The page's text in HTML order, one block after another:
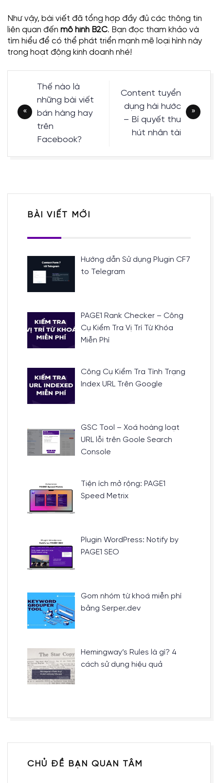
Như vậy, bài viết đã tổng hợp đầy đủ các thông tin
liên quan đến mô hình B2C. Bạn đọc tham khảo và
tìm hiểu để có thể phát triển mạnh mẽ loại hình này
trong hoạt động kinh doanh nhé!
hướng
bài
viết
Thế nào là
những bài viết
bán hàng hay
trên
Facebook?
Content tuyển
dụng hài hước
– Bí quyết thu
hút nhân tài
BÀI VIẾT MỚI
Hướng dẫn Sử dụng Plugin CF7
to Telegram
PAGE1 Rank Checker – Công
Cụ Kiểm Tra Vị Trí Từ Khóa
Miễn Phí
Công Cụ Kiểm Tra Tình Trạng
Index URL Trên Google
GSC Tool – Xoá hoàng loạt
URL lỗi trên Goole Search
Console
Tiện ích mở rộng: PAGE1
Speed Metrix
Plugin WordPress: Notify by
PAGE1 SEO
Gom nhóm từ khoá miễn phí
bằng Serper.dev
Hemingway’s Rules là gì? 4
cách sử dụng hiệu quả
CHỦ ĐỀ BẠN QUAN TÂM